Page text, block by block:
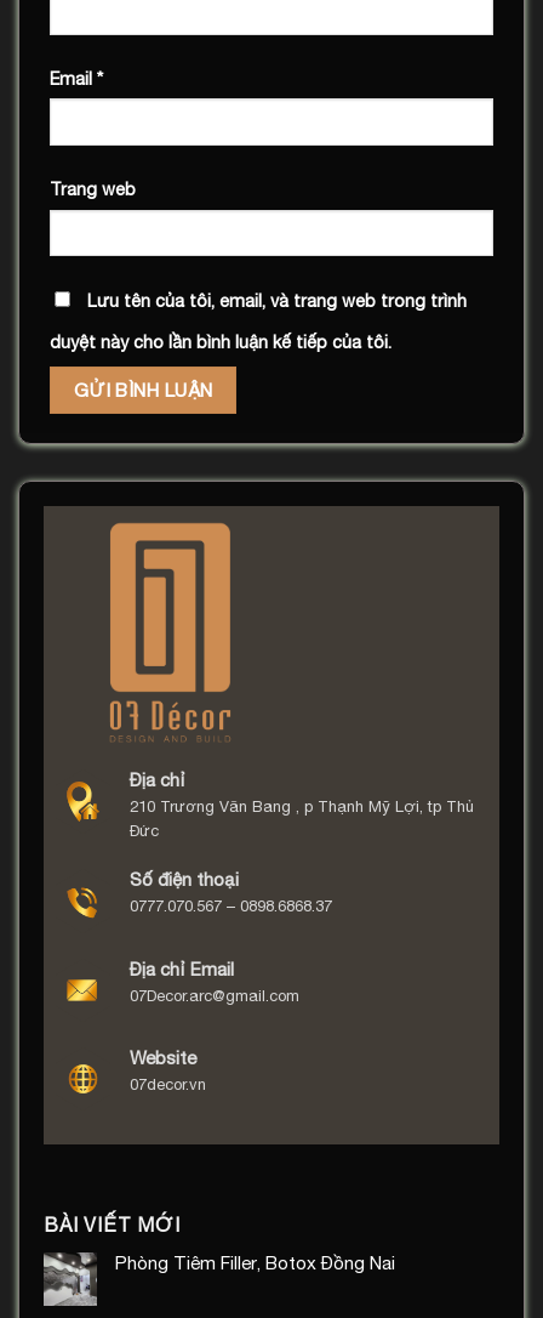
Email *
Trang web
Lưu tên của tôi, email, và trang web trong trình
duyệt này cho lần bình luận kế tiếp của tôi.
Địa chỉ
210 Trương Văn Bang , p Thạnh Mỹ Lợi, tp Thủ
Đức
Số điện thoại
0777.070.567 – 0898.6868.37
Địa chỉ Email
07Decor.arc@gmail.com
Website
07decor.vn
BÀI VIẾT MỚI
Phòng Tiêm Filler, Botox Đồng Nai